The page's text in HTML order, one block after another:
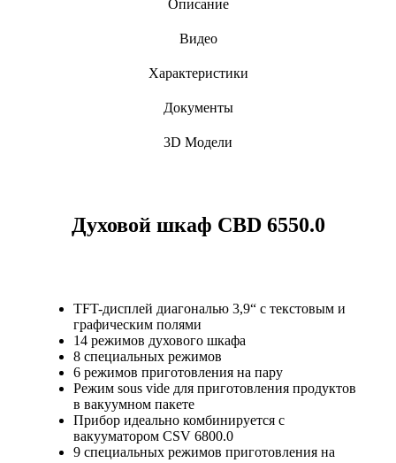
Описание
Видео
Характеристики
Документы
3D Модели
Духовой шкаф CBD 6550.0
TFT-дисплей диагональю 3,9“ с текстовым и
графическим полями
14 режимов духового шкафа
8 специальных режимов
6 режимов приготовления на пару
Режим sous vide для приготовления продуктов
в вакуумном пакете
Прибор идеально комбинируется с
вакууматором CSV 6800.0
9 специальных режимов приготовления на